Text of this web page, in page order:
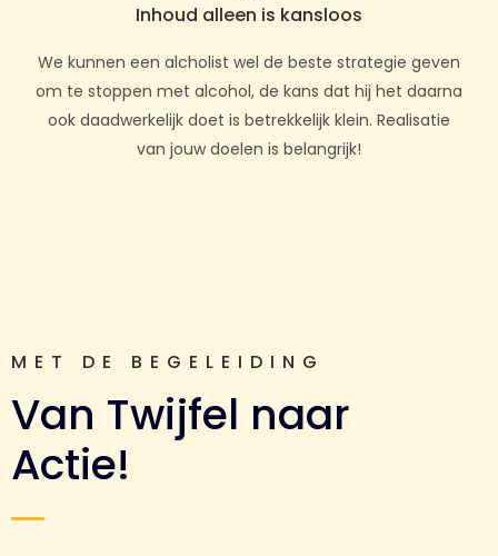
Inhoud alleen is kansloos
We kunnen een alcholist wel de beste strategie geven
om te stoppen met alcohol, de kans dat hij het daarna
ook daadwerkelijk doet is betrekkelijk klein. Realisatie
van jouw doelen is belangrijk!
MET DE BEGELEIDING
Van Twijfel naar
Actie!